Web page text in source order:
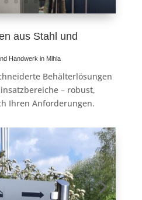
aus Stahl und
Handwerk in Mihla
Behälterlösungen
– robust,
Ihren Anforderungen.